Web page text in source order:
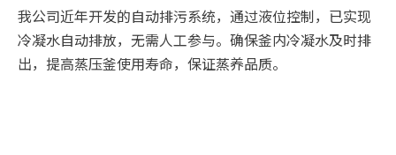
我公司近年开发的自动排污系统，通过液位控制，已实现
冷凝水自动排放，无需人工参与。确保釜内冷凝水及时排
出，提高蒸压釜使用寿命，保证蒸养品质。